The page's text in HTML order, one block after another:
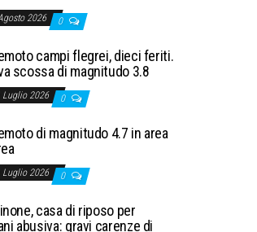
2026 0
campi flegrei, dieci feriti.
scossa di magnitudo 3.8
Luglio 2026 0
di magnitudo 4.7 in area
Luglio 2026 0
casa di riposo per
abusiva: gravi carenze di